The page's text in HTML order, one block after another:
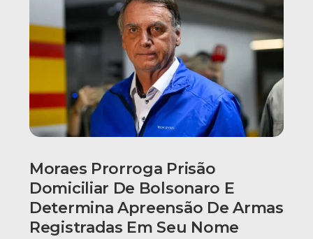
Moraes Prorroga Prisão
Domiciliar De Bolsonaro E
Determina Apreensão De Armas
Registradas Em Seu Nome